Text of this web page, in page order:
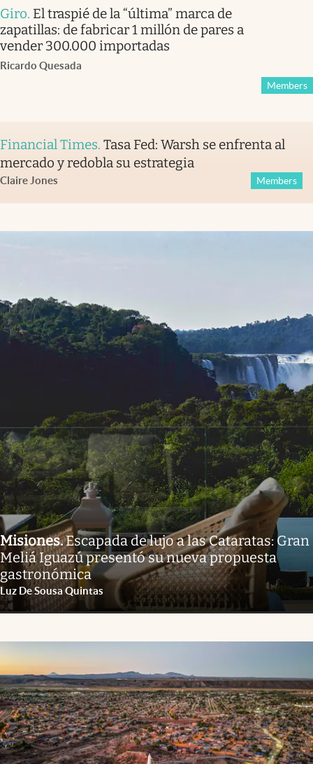
Giro. El traspié de la “última” marca de
zapatillas: de fabricar 1 millón de pares a
vender 300.000 importadas
Ricardo Quesada
Members
Financial Times. Tasa Fed: Warsh se enfrenta al
mercado y redobla su estrategia
Claire Jones Members
Misiones.Escapada de lujo a las Cataratas: Gran
Meliá Iguazú presentó su nueva propuesta
gastronómica
Luz De Sousa Quintas